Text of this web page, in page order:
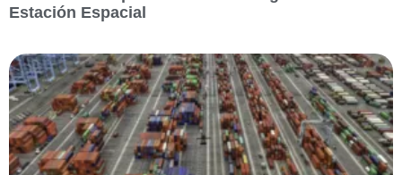
Estación Espacial